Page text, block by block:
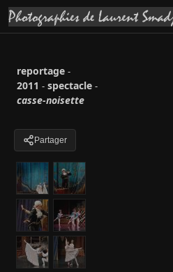
reportage -
2011 - spectacle -
casse-noisette
Partager